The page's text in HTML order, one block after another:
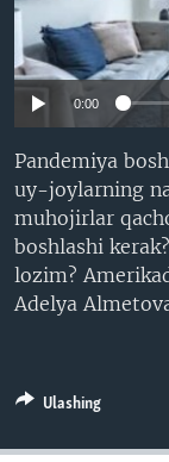
XABARLAR
TWITTER
SOUNDCLOUD
VOA0:00
Pandemiya
uy-joylarning
muhojirlar
boshlashi
lozim?
Adelya
Ulashing